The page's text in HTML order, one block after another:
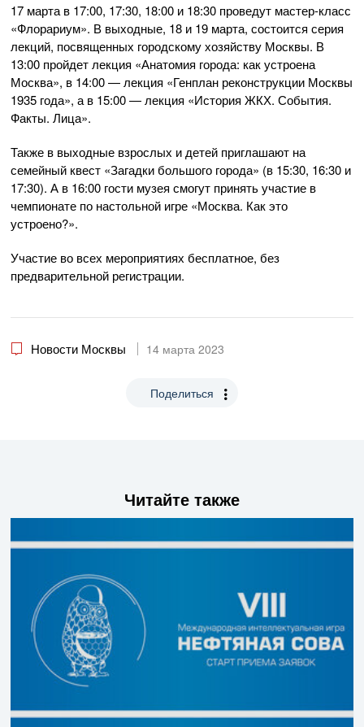
17 марта в 17:00, 17:30, 18:00 и 18:30 проведут мастер-класс
«Флорариум». В выходные, 18 и 19 марта, состоится серия
лекций, посвященных городскому хозяйству Москвы. В
13:00 пройдет лекция «Анатомия города: как устроена
Москва», в 14:00 — лекция «Генплан реконструкции Москвы
1935 года», а в 15:00 — лекция «История ЖКХ. События.
Факты. Лица».
Также в выходные взрослых и детей приглашают на
семейный квест «Загадки большого города» (в 15:30, 16:30 и
17:30). А в 16:00 гости музея смогут принять участие в
чемпионате по настольной игре «Москва. Как это
устроено?».
Участие во всех мероприятиях бесплатное, без
предварительной регистрации.
Новости Москвы 14 марта 2023
Поделиться
Читайте также